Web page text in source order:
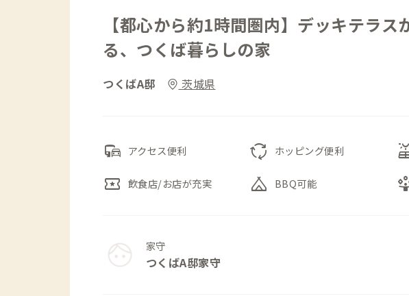
【都心から約1時間圏内】デッキテラス
る、つくば暮らしの家
つくばA邸 茨城県
commute アクセス便利 cycle ホッピング便利
local_activity 飲食店/お店が充実 camping BBQ可能
家守
つくばA邸家守